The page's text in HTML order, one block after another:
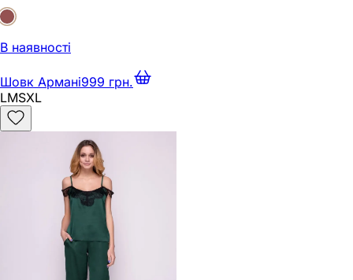
В наявності
Шовк Армані999 грн.
LMSXL